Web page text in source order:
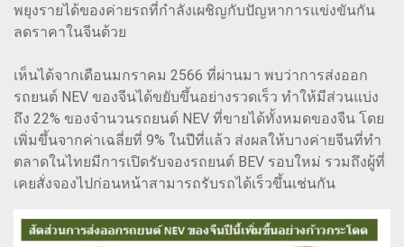
พยุงรายได้ของค่ายรถที่กำลังเผชิญกับปัญหาการแข่งขันกัน
ลดราคาในจีนด้วย
เห็นได้จากเดือนมกราคม 2566 ที่ผ่านมา พบว่าการส่งออก
รถยนต์ NEV ของจีนได้ขยับขึ้นอย่างรวดเร็ว ทำให้มีส่วนแบ่ง
ถึง 22% ของจำนวนรถยนต์ NEV ที่ขายได้ทั้งหมดของจีน โดย
เพิ่มขึ้นจากค่าเฉลี่ยที่ 9% ในปีที่แล้ว ส่งผลให้บางค่ายจีนที่ทำ
ตลาดในไทยมีการเปิดรับจองรถยนต์ BEV รอบใหม่ รวมถึงผู้ที่
เคยสั่งจองไปก่อนหน้าสามารถรับรถได้เร็วขึ้นเช่นกัน